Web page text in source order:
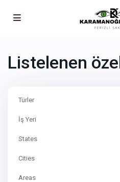
Listelenen
Türler
İş Yeri
States
Cities
Areas